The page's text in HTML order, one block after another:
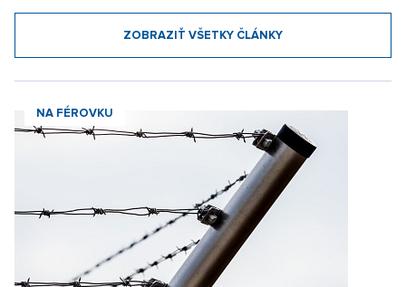
ZOBRAZIŤ VŠETKY ČLÁNKY
NA FÉROVKU